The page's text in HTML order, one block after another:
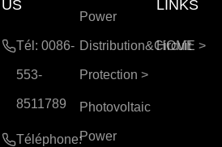
US
Tél: 0086-
553-
8511789
Téléphone:
Power
Distribution&Circuit
Protection >
Photovoltaic
Power
LINKS
HOME >